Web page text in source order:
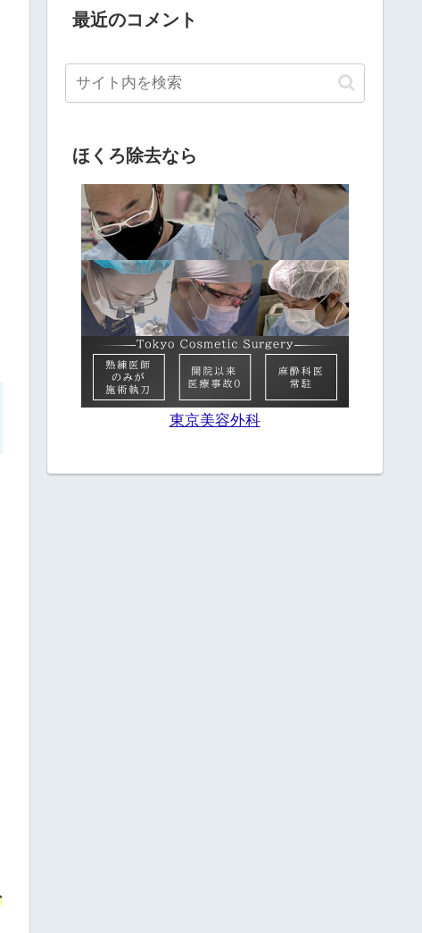
最近のコメント
ほくろ除去なら
東京美容外科